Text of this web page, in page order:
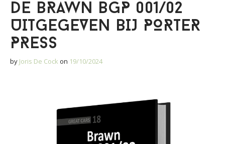
DE BRAWN BGP 001/02
UITGEGEVEN BIJ PORTER
PRESS
by Joris De Cock on 19/10/2024